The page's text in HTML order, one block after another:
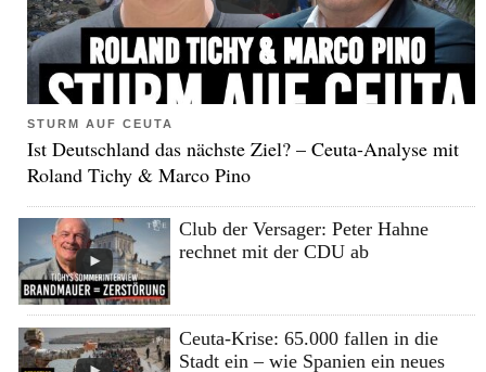
STURM AUF CEUTA
Ist Deutschland das nächste Ziel? – Ceuta-Analyse mit
Roland Tichy & Marco Pino
Club der Versager: Peter Hahne
rechnet mit der CDU ab
Ceuta-Krise: 65.000 fallen in die
Stadt ein – wie Spanien ein neues